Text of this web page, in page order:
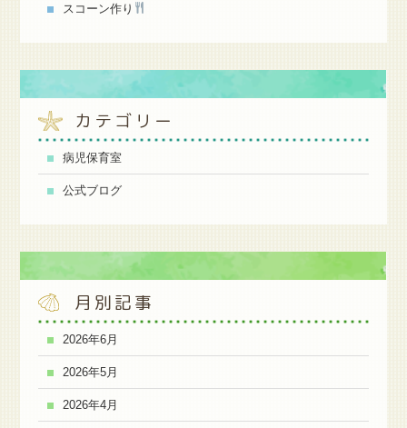
スコーン作り
カテゴリー
病児保育室
公式ブログ
月別記事
2026年6月
2026年5月
2026年4月